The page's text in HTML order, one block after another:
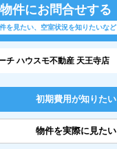
件にお問合せする
を見たい、空室状況を知りたいなど
チ ハウスモ不動産 天王寺店
初期費用が知りたい
物件を実際に見たい